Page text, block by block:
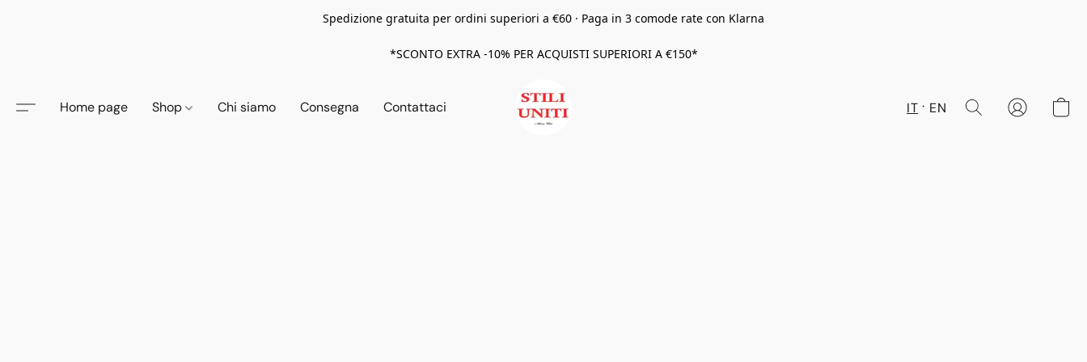
Spedizione gratuita per ordini superiori a €60 · Paga in 3 comode rate con Klarna
*SCONTO EXTRA -10% PER ACQUISTI SUPERIORI A €150*
Home page Shop Chi siamo Consegna Contattaci IT EN